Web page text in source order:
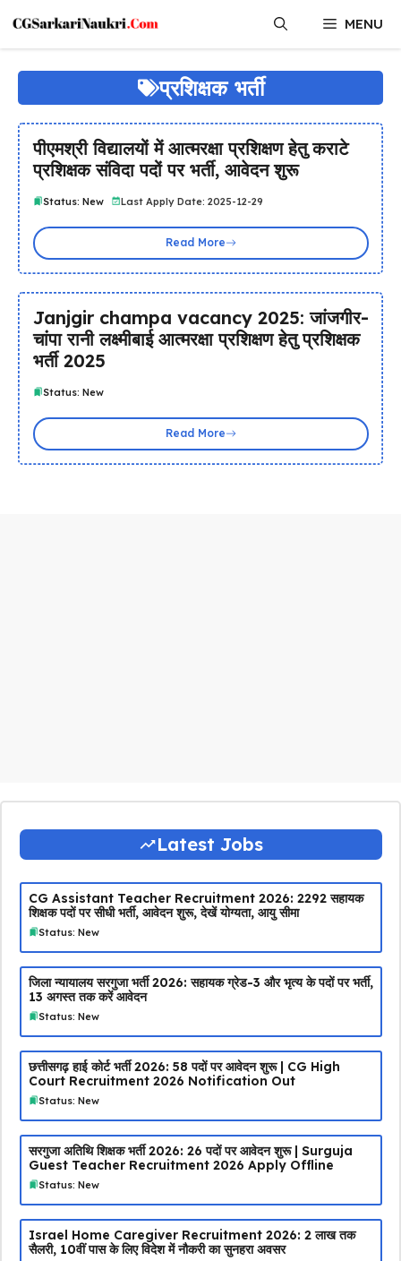
content
MENU
प्रशिक्षक भर्ती
पीएमश्री विद्यालयों में आत्मरक्षा प्रशिक्षण हेतु कराटे
प्रशिक्षक संविदा पदों पर भर्ती, आवेदन शुरू
Status: New Last Apply Date: 2025-12-29
Read More
Janjgir champa vacancy 2025: जांजगीर-
चांपा रानी लक्ष्मीबाई आत्मरक्षा प्रशिक्षण हेतु प्रशिक्षक
भर्ती 2025
Status: New
Read More
Latest Jobs
CG Assistant Teacher Recruitment 2026: 2292 सहायक
शिक्षक पदों पर सीधी भर्ती, आवेदन शुरू, देखें योग्यता, आयु सीमा
Status: New
जिला न्यायालय सरगुजा भर्ती 2026: सहायक ग्रेड-3 और भृत्य के पदों पर भर्ती,
13 अगस्त तक करें आवेदन
Status: New
छत्तीसगढ़ हाई कोर्ट भर्ती 2026: 58 पदों पर आवेदन शुरू | CG High
Court Recruitment 2026 Notification Out
Status: New
सरगुजा अतिथि शिक्षक भर्ती 2026: 26 पदों पर आवेदन शुरू | Surguja
Guest Teacher Recruitment 2026 Apply Offline
Status: New
Israel Home Caregiver Recruitment 2026: ₹2 लाख तक
सैलरी, 10वीं पास के लिए विदेश में नौकरी का सुनहरा अवसर